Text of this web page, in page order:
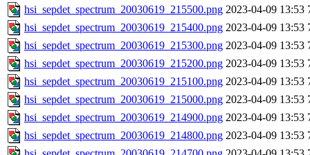
hsi_sepdet_spectrum_20030619_215500.png 2023-04-09 13:53
hsi_sepdet_spectrum_20030619_215400.png 2023-04-09 13:53
hsi_sepdet_spectrum_20030619_215300.png 2023-04-09 13:53
hsi_sepdet_spectrum_20030619_215200.png 2023-04-09 13:53
hsi_sepdet_spectrum_20030619_215100.png 2023-04-09 13:53
hsi_sepdet_spectrum_20030619_215000.png 2023-04-09 13:53
hsi_sepdet_spectrum_20030619_214900.png 2023-04-09 13:53
hsi_sepdet_spectrum_20030619_214800.png 2023-04-09 13:53